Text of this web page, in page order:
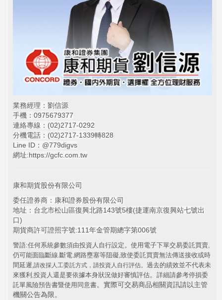
業務經理：劉信源
手機：0975679377
連絡專線：(02)2717-0292
分機電話：(02)2717-1339轉828
Line ID：@779digvs
網址:https://gcfc.com.tw
康和期貨股份有限公司
委任證券商：康和證券股份有限公司
地址：台北市松山區復興北路143號5樓(捷運南京復興站七號出
口)
期貨商許可證照字號:111年金管期總字第006號
警語:任何系統參數須由投資人自行設定。使用電子下單交易委託買賣
仍可能面臨斷線 斷電 網路壅塞等阻礙 致使委託買賣無法傳送接收或時
間延遲 請改採人工委託方式，請投資人自行評估。 過去的績效並不代表未
來獲利 投資人還是要依據本身狀況做好審慎評估。 詳細請參考停損委
託單風險預告書暨使用同意書。實際可交易商品相關資訊請以主管
機關公告為限。